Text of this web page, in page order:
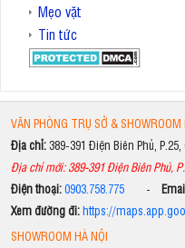
Mẹo vặt
Tin tức
VĂN PHÒNG TRỤ SỞ & SHOWROOM
Địa chỉ: 389-391 Điện Biên Phủ,
Địa chỉ mới: 389-391 Điện Biên Phủ,
Điện thoại:0903.758.775-
Xem đường đi:https://
SHOWROOM HÀ NỘI